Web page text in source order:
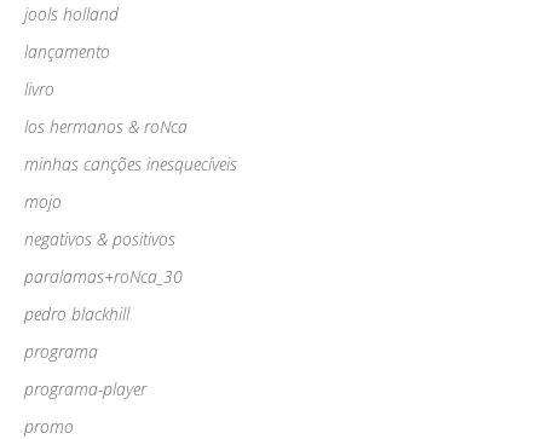
jools holland
lançamento
livro
los hermanos & roNca
minhas canções inesquecíveis
mojo
negativos & positivos
paralamas+roNca_30
pedro blackhill
programa
programa-player
promo